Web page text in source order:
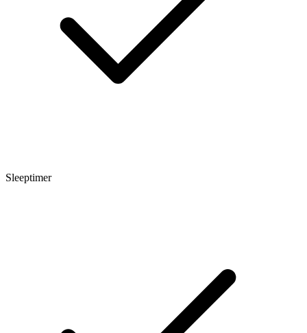
Sleeptimer